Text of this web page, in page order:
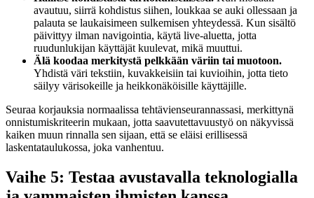
avautuu, siirrä kohdistus siihen, loukkaa se auki ollessaan ja
palauta se laukaisimeen sulkemisen yhteydessä. Kun sisältö
päivittyy ilman navigointia, käytä live-aluetta, jotta
ruudunlukijan käyttäjät kuulevat, mikä muuttui.
Älä koodaa merkitystä pelkkään väriin tai muotoon.
Yhdistä väri tekstiin, kuvakkeisiin tai kuvioihin, jotta tieto
säilyy värisokeille ja heikkonäköisille käyttäjille.
Seuraa korjauksia normaalissa tehtävienseurannassasi, merkittynä
onnistumiskriteerin mukaan, jotta saavutettavuustyö on näkyvissä
kaiken muun rinnalla sen sijaan, että se eläisi erillisessä
laskentataulukossa, joka vanhentuu.
Vaihe 5: Testaa avustavalla teknologialla